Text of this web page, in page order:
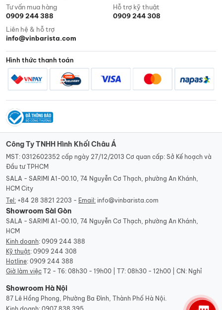
Tư vấn mua hàng
0909 244 388
Hỗ trợ kỹ thuật
0909 244 308
Liên hệ & hỗ trợ
info@vinbarista.com
Hình thức thanh toán
Công Ty TNHH Hình Khối Châu Á
MST: 0312602352 cấp ngày 27/12/2013 Cơ quan cấp: Sở Kế hoạch và
Đầu tư TPHCM
SALA - SARIMI A1-00.10, 74 Nguyễn Cơ Thạch, phường An Khánh,
HCM City
Tel: +84 28 3821 2203 - Email: info@vinbarista.com
Showroom Sài Gòn
SALA - SARIMI A1-00.10, 74 Nguyễn Cơ Thạch, phường An Khánh,
HCM
Kinh doanh: 0909 244 388
Kỹ thuật: 0909 244 308
Hotline: 0909 244 388
Giờ làm việc T2 - T6: 08h30 - 19h00 | T7: 08h30 - 12h00 | CN: Nghỉ
Showroom Hà Nội
87 Lê Hồng Phong, Phường Ba Đình, Thành Phố Hà Nội.